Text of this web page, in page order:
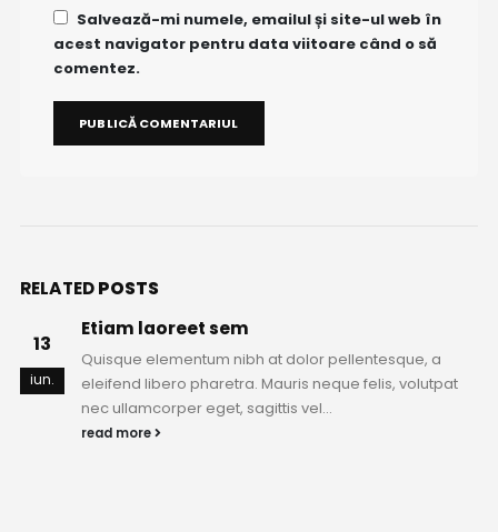
Salvează-mi numele, emailul și site-ul web în
acest navigator pentru data viitoare când o să
comentez.
RELATEDPOSTS
13
iun.
Etiam laoreet sem
Quisque elementum nibh at dolor pellentesque, a
eleifend libero pharetra. Mauris neque felis, volutpat
nec ullamcorper eget, sagittis vel...
read more